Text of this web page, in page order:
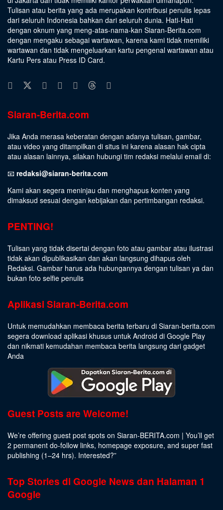
Tulisan atau berita yang ada merupakan kontribusi penulis lepas
dari seluruh Indonesia bahkan dari seluruh dunia. Hati-Hati
dengan oknum yang meng-atas-nama-kan Siaran-Berita.com
dengan mengaku sebagai wartawan, karena kami tidak memiliki
wartawan dan tidak mengeluarkan kartu pengenal wartawan atau
Kartu Pers atau Press ID Card.
Siaran-Berita.com
Jika Anda merasa keberatan dengan adanya tulisan, gambar,
atau video yang ditampilkan di situs ini karena alasan hak cipta
atau alasan lainnya, silakan hubungi tim redaksi melalui email di:
📧 redaksi@siaran-berita.com
Kami akan segera meninjau dan menghapus konten yang
dimaksud sesuai dengan kebijakan dan pertimbangan redaksi.
PENTING!
Tulisan yang tidak disertai dengan foto atau gambar atau ilustrasi
tidak akan dipublikasikan dan akan langsung dihapus oleh
Redaksi. Gambar harus ada hubungannya dengan tulisan ya dan
bukan foto selfie penulis
Aplikasi Siaran-Berita.com
Untuk memudahkan membaca berita terbaru di Siaran-berita.com
segera download aplikasi khusus untuk Android di Google Play
dan nikmati kemudahan membaca berita langsung dari gadget
Anda
Guest Posts are Welcome!
We’re offering guest post spots on Siaran-BERITA.com | You’ll get
2 permanent do-follow links, homepage exposure, and super fast
publishing (1–24 hrs). Interested?”
Top Stories di Google News dan Halaman 1
Google